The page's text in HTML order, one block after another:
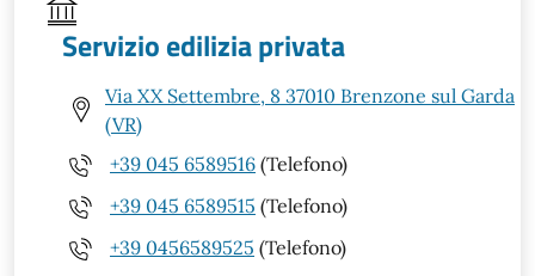
Servizio edilizia privata
Via XX Settembre, 8 37010 Brenzone sul Garda
(VR)
+39 045 6589516 (Telefono)
+39 045 6589515 (Telefono)
+39 0456589525 (Telefono)